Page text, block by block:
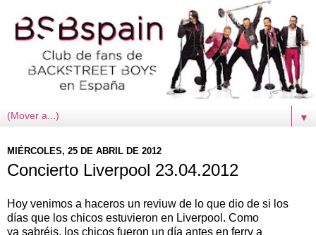
▼
MIÉRCOLES, 25 DE ABRIL DE 2012
Concierto Liverpool 23.04.2012
Hoy venimos a haceros un reviuw de lo que dio de si los
días que los chicos estuvieron en Liverpool. Como
ya sabréis, los chicos fueron un día antes en ferry a